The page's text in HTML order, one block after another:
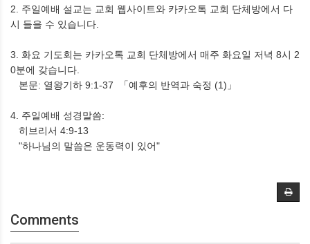
2. 주일예배 설교는 교회 웹사이트와 카카오톡 교회 단체방에서 다
시 들을 수 있습니다.
3. 화요 기도회는 카카오톡 교회 단체방에서 매주 화요일 저녁 8시 2
0분에 갖습니다.
본문: 열왕기하 9:1-37 「예후의 반역과 숙정 (1)」
4. 주일예배 성경말씀:
히브리서 4:9-13
"하나님의 말씀은 운동력이 있어"
Comments